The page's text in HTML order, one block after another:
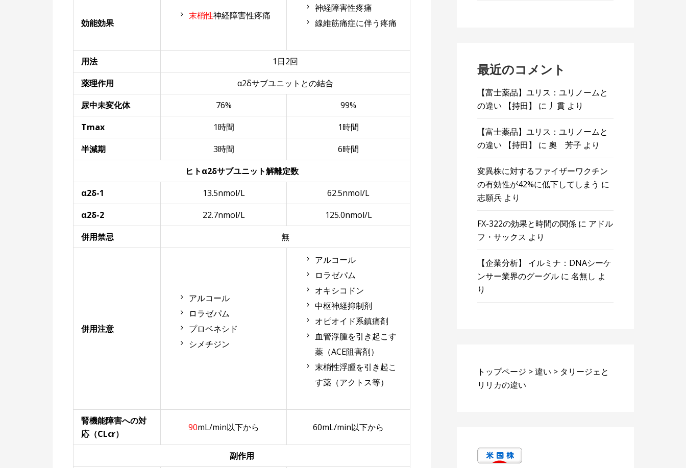
効能効果
末梢性神経障害性疼痛
神経障害性疼痛
線維筋痛症に伴う疼痛
用法
1日2回
薬理作用
α2δサブユニットとの結合
尿中未変化体
76%
99%
Tmax
1時間
1時間
半減期
3時間
6時間
ヒトα2δサブユニット解離定数
α2δ-1
13.5nmol/L
62.5nmol/L
α2δ-2
22.7nmol/L
125.0nmol/L
併用禁忌
無
併用注意
アルコール
ロラゼパム
プロベネシド
シメチジン
アルコール
ロラゼパム
オキシコドン
中枢神経抑制剤
オピオイド系鎮痛剤
血管浮腫を引き起こす
薬（ACE阻害剤）
末梢性浮腫を引き起こ
す薬（アクトス等）
腎機能障害への対
応（CLcr）
90mL/min以下から 60mL/min以下から
副作用
最近のコメント
【富士薬品】ユリス：ユリノームと
の違い 【持田】
に 丿貫 より
【富士薬品】ユリス：ユリノームと
の違い 【持田】
に奧 芳子 より
変異株に対するファイザーワクチン
の有効性が42%に低下してしまう に
志願兵 より
FX-322の効果と時間の関係 に アドル
フ・サックス より
【企業分析】 イルミナ：DNAシーケ
ンサー業界のグーグル に名無し よ
り
トップページ >違い > タリージェと
リリカの違い